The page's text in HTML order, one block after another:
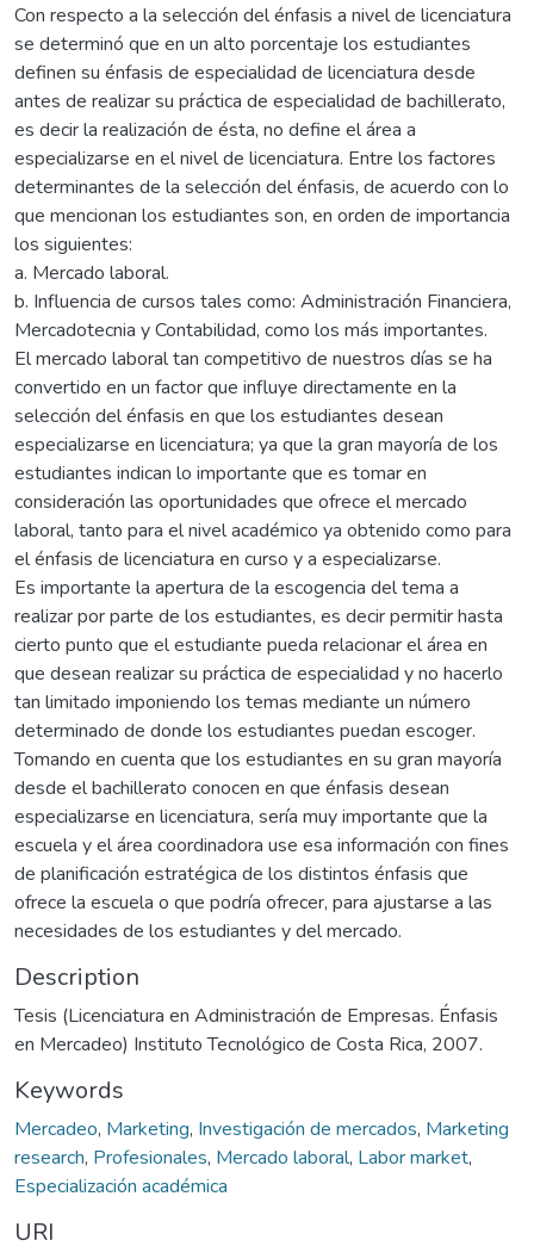
Con respecto a la selección del énfasis a nivel de licenciatura
se determinó que en un alto porcentaje los estudiantes
definen su énfasis de especialidad de licenciatura desde
antes de realizar su práctica de especialidad de bachillerato,
es decir la realización de ésta, no define el área a
especializarse en el nivel de licenciatura. Entre los factores
determinantes de la selección del énfasis, de acuerdo con lo
que mencionan los estudiantes son, en orden de importancia
los siguientes:
a. Mercado laboral.
b. Influencia de cursos tales como: Administración Financiera,
Mercadotecnia y Contabilidad, como los más importantes.
El mercado laboral tan competitivo de nuestros días se ha
convertido en un factor que influye directamente en la
selección del énfasis en que los estudiantes desean
especializarse en licenciatura; ya que la gran mayoría de los
estudiantes indican lo importante que es tomar en
consideración las oportunidades que ofrece el mercado
laboral, tanto para el nivel académico ya obtenido como para
el énfasis de licenciatura en curso y a especializarse.
Es importante la apertura de la escogencia del tema a
realizar por parte de los estudiantes, es decir permitir hasta
cierto punto que el estudiante pueda relacionar el área en
que desean realizar su práctica de especialidad y no hacerlo
tan limitado imponiendo los temas mediante un número
determinado de donde los estudiantes puedan escoger.
Tomando en cuenta que los estudiantes en su gran mayoría
desde el bachillerato conocen en que énfasis desean
especializarse en licenciatura, sería muy importante que la
escuela y el área coordinadora use esa información con fines
de planificación estratégica de los distintos énfasis que
ofrece la escuela o que podría ofrecer, para ajustarse a las
necesidades de los estudiantes y del mercado.
Description
Tesis (Licenciatura en Administración de Empresas. Énfasis
en Mercadeo) Instituto Tecnológico de Costa Rica, 2007.
Keywords
Mercadeo, Marketing, Investigación de mercados, Marketing
research, Profesionales, Mercado laboral, Labor market,
Especialización académica
URI